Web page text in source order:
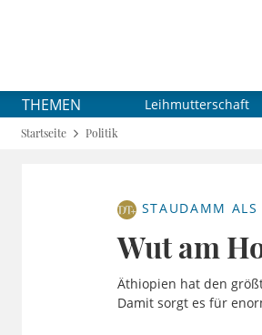
THEMEN Leihmutterschaft
Startseite Politik
STAUDAMM ALS
Wut am
Äthiopien hat den
Damit sorgt es für